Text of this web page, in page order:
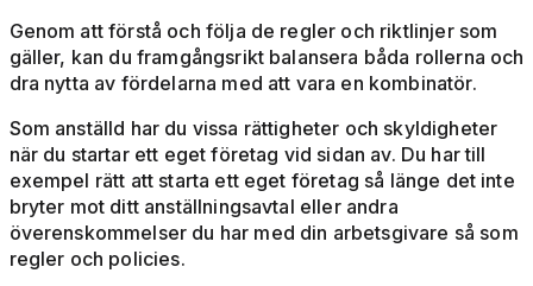
Genom att förstå och följa de regler och riktlinjer som
gäller, kan du framgångsrikt balansera båda rollerna och
dra nytta av fördelarna med att vara en kombinatör.
Som anställd har du vissa rättigheter och skyldigheter
när du startar ett eget företag vid sidan av. Du har till
exempel rätt att starta ett eget företag så länge det inte
bryter mot ditt anställningsavtal eller andra
överenskommelser du har med din arbetsgivare så som
regler och policies.